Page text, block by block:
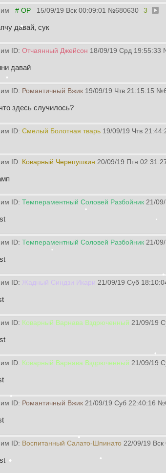
# OP 15/09/19 Вск 00:09:01 №680630 3
давай, сук
ID: Отчаянный Джейсон 18/09/19 Срд 19:55:33
давай
ID: Романтичный Вжик 19/09/19 Чтв 21:15:15 №
здесь случилось?
ID: Смелый Болотная тварь 19/09/19 Чтв
ID: Коварный Черепушкин 20/09/19 Птн
ID: Темпераментный Соловей Разбойник 21/
ID: Темпераментный Соловей Разбойник 21/
ID: Жадный Синдзи Икари 21/09/19 Суб
ID: Коварный Варнава Вздрюченный 21/09/19
ID: Коварный Варнава Вздрюченный 21/09/19
ID: Романтичный Вжик 21/09/19 Суб 22:40:16 №
ID: Воспитанный Салато-Шпинато 22/09/19 Вск
•
•